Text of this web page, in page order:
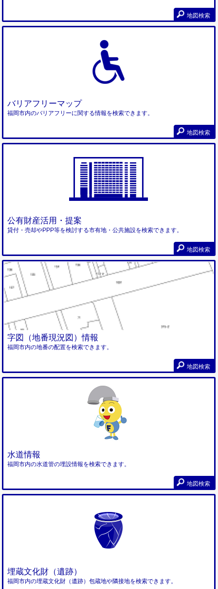
地図検索
バリアフリーマップ
福岡市内のバリアフリーに関する情報を検索できます。
地図検索
公有財産活用・提案
貸付・売却やPPP等を検討する市有地・公共施設を検索できます。
地図検索
字図（地番現況図）情報
福岡市内の地番の配置を検索できます。
地図検索
水道情報
福岡市内の水道管の埋設情報を検索できます。
地図検索
埋蔵文化財（遺跡）
福岡市内の埋蔵文化財（遺跡）包蔵地や隣接地を検索できます。